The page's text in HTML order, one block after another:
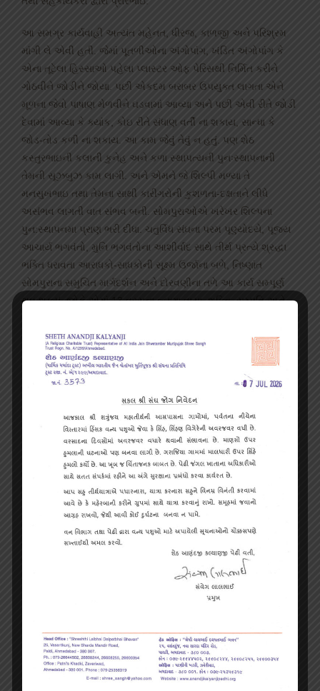
આ સમગ્ર કાર્યવાહી અત્યંત મહેનત, ધીરજ, કાળજી અને પરિશ્રમ
માંગી લે એવી હતી. જેમાં પૂતળીઓના અંગોપાંગ, ખંડિત અંગોપાંગ કે
એના તૂટેલા હિસ્સાઓ પહેલા પ્લાસ્ટર ઓફ પેરિસથી નિર્મિત કરીને
ગોઠવીને જોડીને જોયા. પછી એકદમ બરાબર ઉપયુક્ત લાગતા એને
મૂળના જેવો પાષાણ મેળવીને ઘડવામાં આવ્યા અને પછી એવી રીતે જોડી
દેવામાં આવ્યા કે ક્યાંક, કોઇ રીતે સંધાણ વર્તી ના શકાય, સાન્ધા કે
જોડ-તોડ કળી ના શકાય. આ કામ જેવું તેવું ન હતું. પણ શેઠ
કસ્તુરભાઇની કલાની કુનેહ અને કળા સ્થાપત્યની પુનઃસ્થાપનાની
તેમની સૂઝબુઝ કામ લાગી. અને એમને જે શિલ્પી મળ્યા તે
મનસુખભાઇ તથા તેમના સાથી કારીગરોની કુશળતા-દક્ષતાને લીધે
અસંભવ લાગતી વાત સંભવ બની. સોમપુરાઓએ ખરેખર શિલ્પના
પુન:સ્થાપનમા પ્રાણ ભરી દીધા. ચતુર્વિધ સંઘના પરમ પૂણ્યોદયે, પૂજ્ય
આચાર્ય ભગવંતો, મુનિ ભગવંતોના આશીર્વાદ સાથે તીર્થ પ્રત્યે શ્રદ્ધા
ભક્તિ ધરાવતા આરાધકો-સાધકોની સૂક્ષ્મ ઉર્જાના બળે, નિષ્ણાંત
સોમપુરાના સમુચિત માર્ગદર્શન અને દોરવણીના તળે આ કાર્ય સમ્પૂર્ણ
થઇ શક્યું. જોકે એમાં 13 વરસના વ્હાણા વાયા. શક્તિ, સમ્પતિ અને
વ્યય થયો. આ કાર્ય મુશ્કેલ અને ઉચ્ચકક્ષાની આવડત ઉપરાંત ધીરજ
અને સૂઝ માંગી લે તેવુ હતું.
નિમ્ન ત્રણ સ્થાનો તારંગાની ટૂંકો રૂપે પણ જાણીતા છે.
કોટિશિલા:- (ટૂંક- 1) –મુખ્ય મંદિરથી દક્ષિણ દિશામાં અડધો માઇલ દૂર
જતાં કોટિશિલા નામનું સ્થળ આવે છે, એ માર્ગે જતાં વચ્ચે એક તળાવ,
વિશાળકાય પાણીની વાવ અને કૂવો આવે છે. તેની જોડે લાડુશાવીરનું
મંદિર આવે છે. ત્યાંથી કોટિશિલા તરફ જવાનો રસ્તો જુનો હતો. ટેકરી
ઊંચી છે, રસ્તામાં ગુફાઓ આવે છે, બે પત્થરના બનેલા ખડકોમાંથી
રસ્તો નીકળે છે. પહાડની ઉંચી ટેકરી ઉપર એક વિશાળ શિલા ઉપર આ
સ્થાન બનેલું છે. અહીં કરોડો મુનિઓ સાધના કરી મુક્ત થયા હતા, તેથી
તેનું નામ ક્રોડ શિલા-કોટિશિલા કહેવામાં આવે છે. આ ટેકરી બહુ ઊંચી
છે. આ કોટિશિલા માટે ‘હીર સૌભાગ્ય’ નામના સંસ્કૃત કાવ્ય ગ્રંથમાં
કહ્યું છે કે, (હિમાલય–કૈલાસ પર્વત જેવા ઉત્તુંગ-ગગનચુંબી પર્વત ઉપર
કરોડ સંખ્યાના મુનિઓ જાણે શિવ વહુ (મુક્તિ રૂપી વધુ) વિવાહના
કરોડો મુનિઓ મોક્ષે ગયાની વાતને આલંકારિક રીતે પ્રસ્તુત કાવ્ય હીર
સૌભાગ્યના કર્ત્તા દેવવિમલ વાચકે ગૂંથી છે.)
એક મોટા ચોતરા ઉપર વચ્ચે મોટી દેરીમાં ચૌમુખજી તરીકે પાર્શ્વનાથ